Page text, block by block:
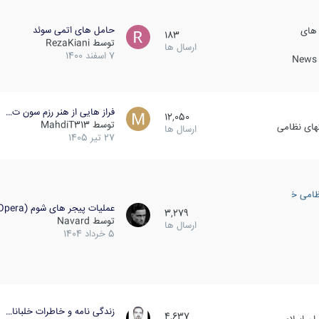
های
183
ارسال ها
حامل های اتمی سوئد
توسط RezaKiani
7 اسفند 1400
نظامی
12,050
ارسال ها
فراز هایی از هنر رزم سون ت…
توسط MahdiT313
27 تیر 1405
خارجی
3,279
ارسال ها
عملیات پیجر های شوم (Opera…
توسط Navard
5 خرداد 1404
زندگی نامه و خاطرات خلبانا…